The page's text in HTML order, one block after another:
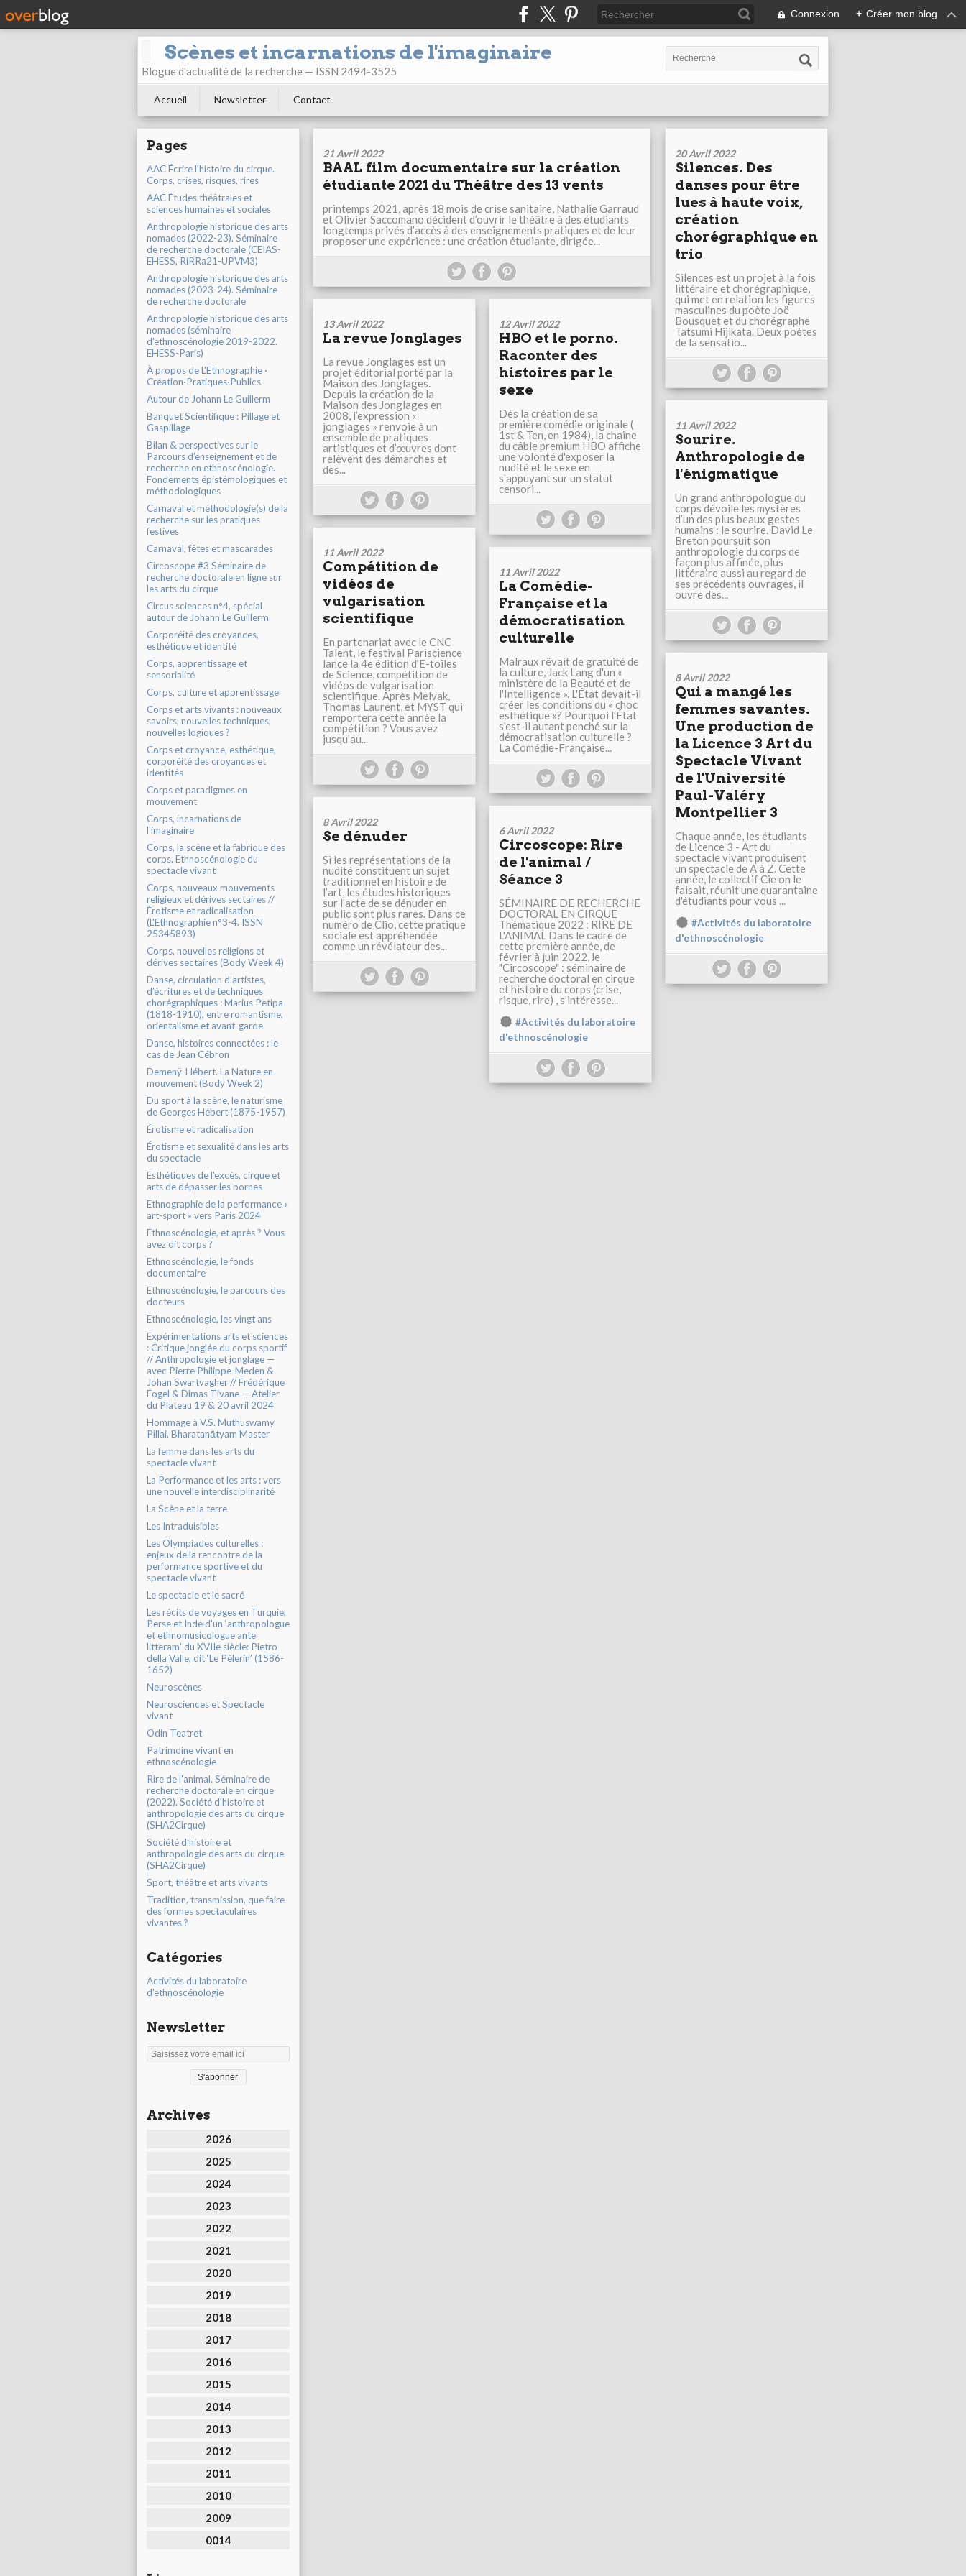
Connexion + Créer mon blog
Scènes et incarnations de l'imaginaire
Blogue d'actualité de la recherche — ISSN 2494-3525
Accueil Newsletter Contact
Pages
AAC Écrire l'histoire du cirque.
Corps, crises, risques, rires
AAC Études théâtrales et
sciences humaines et sociales
Anthropologie historique des arts
nomades (2022-23). Séminaire
de recherche doctorale (CEIAS-
EHESS, RiRRa21-UPVM3)
Anthropologie historique des arts
nomades (2023-24). Séminaire
de recherche doctorale
Anthropologie historique des arts
nomades (séminaire
d'ethnoscénologie 2019-2022.
EHESS-Paris)
À propos de L'Ethnographie ·
Création·Pratiques·Publics
Autour de Johann Le Guillerm
Banquet Scientifique : Pillage et
Gaspillage
Bilan & perspectives sur le
Parcours d'enseignement et de
recherche en ethnoscénologie.
Fondements épistémologiques et
méthodologiques
Carnaval et méthodologie(s) de la
recherche sur les pratiques
festives
Carnaval, fêtes et mascarades
Circoscope #3 Séminaire de
recherche doctorale en ligne sur
les arts du cirque
Circus sciences n°4, spécial
autour de Johann Le Guillerm
Corporéité des croyances,
esthétique et identité
Corps, apprentissage et
sensorialité
Corps, culture et apprentissage
Corps et arts vivants : nouveaux
savoirs, nouvelles techniques,
nouvelles logiques ?
Corps et croyance, esthétique,
corporéité des croyances et
identités
Corps et paradigmes en
mouvement
Corps, incarnations de
l'imaginaire
Corps, la scène et la fabrique des
corps. Ethnoscénologie du
spectacle vivant
Corps, nouveaux mouvements
religieux et dérives sectaires //
Érotisme et radicalisation
(L'Ethnographie n°3-4. ISSN
25345893)
Corps, nouvelles religions et
dérives sectaires (Body Week 4)
Danse, circulation d’artistes,
d’écritures et de techniques
chorégraphiques : Marius Petipa
(1818-1910), entre romantisme,
orientalisme et avant-garde
Danse, histoires connectées : le
cas de Jean Cébron
Demenÿ-Hébert. La Nature en
mouvement (Body Week 2)
Du sport à la scène, le naturisme
de Georges Hébert (1875-1957)
Érotisme et radicalisation
Érotisme et sexualité dans les arts
du spectacle
Esthétiques de l’excès, cirque et
arts de dépasser les bornes
Ethnographie de la performance «
art-sport » vers Paris 2024
Ethnoscénologie, et après ? Vous
avez dit corps ?
Ethnoscénologie, le fonds
documentaire
Ethnoscénologie, le parcours des
docteurs
Ethnoscénologie, les vingt ans
Expérimentations arts et sciences
: Critique jonglée du corps sportif
// Anthropologie et jonglage —
avec Pierre Philippe-Meden &
Johan Swartvagher // Frédérique
Fogel & Dimas Tivane — Atelier
du Plateau 19 & 20 avril 2024
Hommage à V.S. Muthuswamy
Pillai. Bharatanātyam Master
La femme dans les arts du
spectacle vivant
La Performance et les arts : vers
une nouvelle interdisciplinarité
La Scène et la terre
Les Intraduisibles
Les Olympiades culturelles :
enjeux de la rencontre de la
performance sportive et du
spectacle vivant
Le spectacle et le sacré
Les récits de voyages en Turquie,
Perse et Inde d’un ‘anthropologue
et ethnomusicologue ante
litteram’ du XVIIe siècle: Pietro
della Valle, dit ‘Le Pèlerin’ (1586-
1652)
Neuroscènes
Neurosciences et Spectacle
vivant
Odin Teatret
Patrimoine vivant en
ethnoscénologie
Rire de l'animal. Séminaire de
recherche doctorale en cirque
(2022). Société d'histoire et
anthropologie des arts du cirque
(SHA2Cirque)
Société d'histoire et
anthropologie des arts du cirque
(SHA2Cirque)
Sport, théâtre et arts vivants
Tradition, transmission, que faire
des formes spectaculaires
vivantes ?
Catégories
Activités du laboratoire
d'ethnoscénologie
Newsletter
Archives
2026
2025
2024
2023
2022
2021
2020
2019
2018
2017
2016
2015
2014
2013
2012
2011
2010
2009
0014
21 Avril 2022
BAAL film documentaire sur la création
étudiante 2021 du Théâtre des 13 vents
printemps 2021, après 18 mois de crise sanitaire, Nathalie Garraud
et Olivier Saccomano décident d’ouvrir le théâtre à des étudiants
longtemps privés d’accès à des enseignements pratiques et de leur
proposer une expérience : une création étudiante, dirigée...
20 Avril 2022
Silences. Des
danses pour être
lues à haute voix,
création
chorégraphique en
trio
Silences est un projet à la fois
littéraire et chorégraphique,
qui met en relation les figures
masculines du poète Joë
Bousquet et du chorégraphe
Tatsumi Hijikata. Deux poètes
de la sensatio...
13 Avril 2022
La revue Jonglages
La revue Jonglages est un
projet éditorial porté par la
Maison des Jonglages.
Depuis la création de la
Maison des Jonglages en
2008, l’expression «
jonglages » renvoie à un
ensemble de pratiques
artistiques et d’œuvres dont
relèvent des démarches et
des...
12 Avril 2022
HBO et le porno.
Raconter des
histoires par le
sexe
Dès la création de sa
première comédie originale (
1st & Ten, en 1984), la chaîne
du câble premium HBO affiche
une volonté d'exposer la
nudité et le sexe en
s'appuyant sur un statut
censori...
11 Avril 2022
Sourire.
Anthropologie de
l'énigmatique
Un grand anthropologue du
corps dévoile les mystères
d’un des plus beaux gestes
humains : le sourire. David Le
Breton poursuit son
anthropologie du corps de
façon plus affinée, plus
littéraire aussi au regard de
ses précédents ouvrages, il
ouvre des...
11 Avril 2022
Compétition de
vidéos de
vulgarisation
scientifique
En partenariat avec le CNC
Talent, le festival Pariscience
lance la 4e édition d’E-toiles
de Science, compétition de
vidéos de vulgarisation
scientifique. Après Melvak,
Thomas Laurent, et MYST qui
remportera cette année la
compétition ? Vous avez
jusqu’au...
11 Avril 2022
La Comédie-
Française et la
démocratisation
culturelle
Malraux rêvait de gratuité de
la culture, Jack Lang d'un «
ministère de la Beauté et de
l'Intelligence ». L'État devait-il
créer les conditions du « choc
esthétique »? Pourquoi l'État
s'est-il autant penché sur la
démocratisation culturelle ?
La Comédie-Française...
8 Avril 2022
Qui a mangé les
femmes savantes.
Une production de
la Licence 3 Art du
Spectacle Vivant
de l'Université
Paul-Valéry
Montpellier 3
Chaque année, les étudiants
de Licence 3 - Art du
spectacle vivant produisent
un spectacle de A à Z. Cette
année, le collectif Cie on le
faisait, réunit une quarantaine
d'étudiants pour vous ...
#Activités du laboratoire
d'ethnoscénologie
8 Avril 2022
Se dénuder
Si les représentations de la
nudité constituent un sujet
traditionnel en histoire de
l’art, les études historiques
sur l’acte de se dénuder en
public sont plus rares. Dans ce
numéro de Clio, cette pratique
sociale est appréhendée
comme un révélateur des...
6 Avril 2022
Circoscope: Rire
de l'animal /
Séance 3
SÉMINAIRE DE RECHERCHE
DOCTORAL EN CIRQUE
Thématique 2022 : RIRE DE
L'ANIMAL Dans le cadre de
cette première année, de
février à juin 2022, le
"Circoscope" : séminaire de
recherche doctoral en cirque
et histoire du corps (crise,
risque, rire) , s'intéresse...
#Activités du laboratoire
d'ethnoscénologie